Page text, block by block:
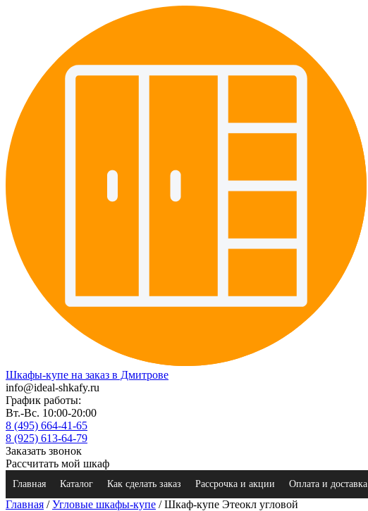
Шкафы-купе на заказ в Дмитрове
info@ideal-shkafy.ru
График работы:
Вт.-Вс. 10:00-20:00
8 (495) 664-41-65
8 (925) 613-64-79
Заказать звонок
Рассчитать мой шкаф
Главная Каталог Как сделать заказ Рассрочка и акции Оплата и доставка
Главная /Угловые шкафы-купе / Шкаф-купе Этеокл угловой